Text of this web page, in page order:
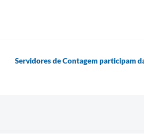
Servidores de Contagem participam